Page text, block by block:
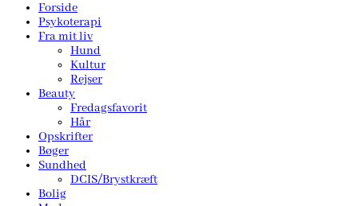
Forside
Psykoterapi
Fra mit liv
Hund
Kultur
Rejser
Beauty
Fredagsfavorit
Hår
Opskrifter
Bøger
Sundhed
DCIS/Brystkræft
Bolig